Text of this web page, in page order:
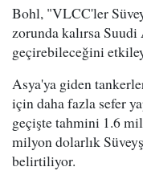
Bohl, "VLCC'ler
zorunda kalırsa
geçirebileceğini
Asya'ya giden
için daha fazla sefer
geçişte tahmini 1.6
milyon dolarlık
belirtiliyor.